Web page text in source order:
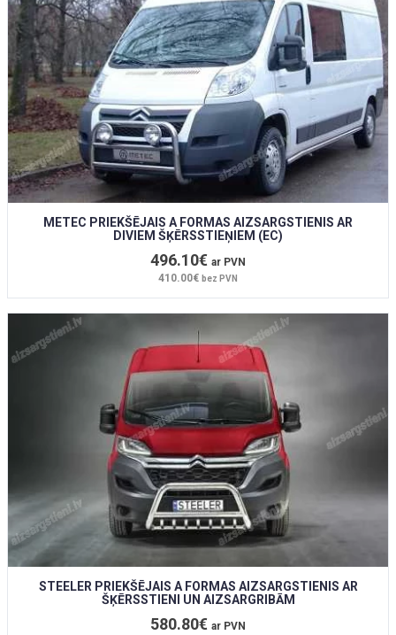
METEC PRIEKŠĒJAIS A FORMAS AIZSARGSTIENIS AR
DIVIEM ŠĶĒRSSTIEŅIEM (EC)
496.10€ ar PVN
410.00€ bez PVN
STEELER PRIEKŠĒJAIS A FORMAS AIZSARGSTIENIS AR
ŠĶĒRSSTIENI UN AIZSARGRIBĀM
580.80€ ar PVN